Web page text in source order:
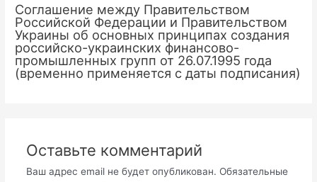
Соглашение между Правительством
Российской Федерации и Правительством
Украины об основных принципах создания
российско-украинских финансово-
промышленных групп от 26.07.1995 года
(временно применяется с даты подписания)
Оставьте комментарий
Ваш адрес email не будет опубликован. Обязательные